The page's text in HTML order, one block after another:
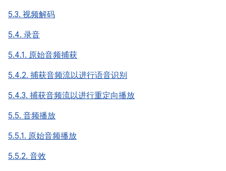
5.3. 视频解码
5.4. 录音
5.4.1. 原始音频捕获
5.4.2. 捕获音频流以进行语音识别
5.4.3. 捕获音频流以进行重定向播放
5.5. 音频播放
5.5.1. 原始音频播放
5.5.2. 音效